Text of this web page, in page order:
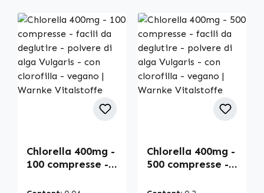
Chlorella 400mg -
100 compresse -
deglutire -
Chlorella 400mg -
500 compresse -
deglutire -